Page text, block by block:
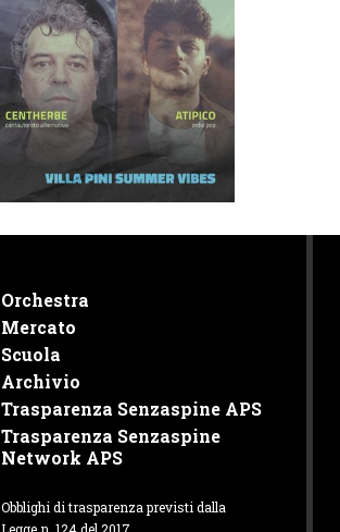
Orchestra
Mercato
Scuola
Archivio
Trasparenza Senzaspine APS
Trasparenza Senzaspine
Network APS
Obblighi di trasparenza previsti dalla